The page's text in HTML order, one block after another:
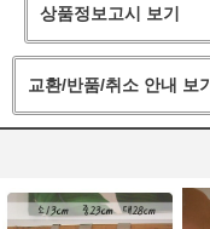
상품정보고시 보기
교환/반품/취소 안내 보기